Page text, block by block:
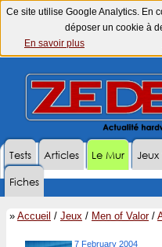
Ce site utilise Google Analytics. En
déposer un cookie à
En savoir plus
Tests Articles Le Mur
Fiches
» Accueil / Jeux / Men of Valor/
7 February 2004